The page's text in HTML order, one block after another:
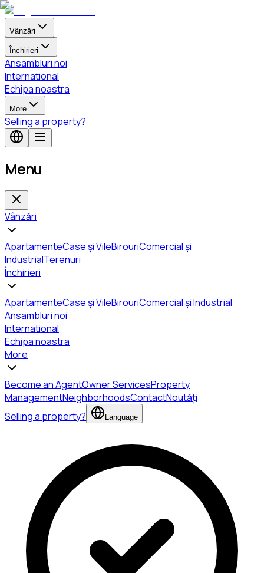
Vânzări
Închirieri
Ansambluri noi
International
Echipa noastra
More
Selling a property?
Menu
Vânzări
ApartamenteCase și VileBirouriComercial și
IndustrialTerenuri
Închirieri
ApartamenteCase și VileBirouriComercial și Industrial
Ansambluri noi
International
Echipa noastra
More
Become an AgentOwner ServicesProperty
ManagementNeighborhoodsContactNoutăți
Selling a property?
Language